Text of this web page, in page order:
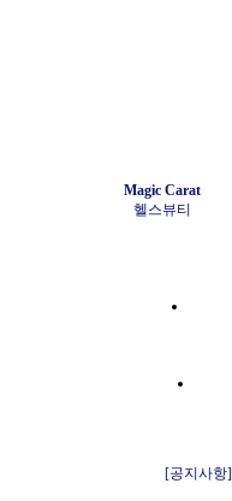
Magic Carat
헬스뷰티
[공지사항]